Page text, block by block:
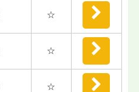
☆
☆
☆